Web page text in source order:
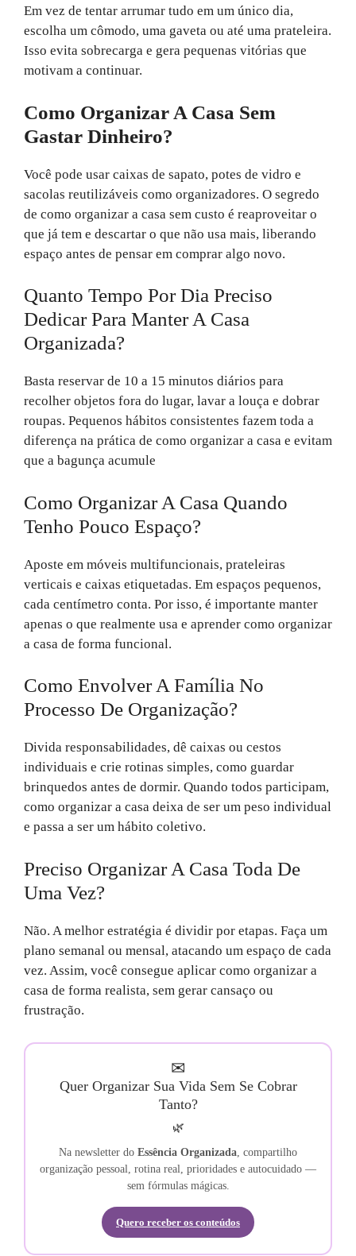
Em vez de tentar arrumar tudo em um único dia,
escolha um cômodo, uma gaveta ou até uma prateleira.
Isso evita sobrecarga e gera pequenas vitórias que
motivam a continuar.
Como Organizar A Casa Sem
Gastar Dinheiro?
Você pode usar caixas de sapato, potes de vidro e
sacolas reutilizáveis como organizadores. O segredo
de como organizar a casa sem custo é reaproveitar o
que já tem e descartar o que não usa mais, liberando
espaço antes de pensar em comprar algo novo.
Quanto Tempo Por Dia Preciso
Dedicar Para Manter A Casa
Organizada?
Basta reservar de 10 a 15 minutos diários para
recolher objetos fora do lugar, lavar a louça e dobrar
roupas. Pequenos hábitos consistentes fazem toda a
diferença na prática de como organizar a casa e evitam
que a bagunça acumule
Como Organizar A Casa Quando
Tenho Pouco Espaço?
Aposte em móveis multifuncionais, prateleiras
verticais e caixas etiquetadas. Em espaços pequenos,
cada centímetro conta. Por isso, é importante manter
apenas o que realmente usa e aprender como organizar
a casa de forma funcional.
Como Envolver A Família No
Processo De Organização?
Divida responsabilidades, dê caixas ou cestos
individuais e crie rotinas simples, como guardar
brinquedos antes de dormir. Quando todos participam,
como organizar a casa deixa de ser um peso individual
e passa a ser um hábito coletivo.
Preciso Organizar A Casa Toda De
Uma Vez?
Não. A melhor estratégia é dividir por etapas. Faça um
plano semanal ou mensal, atacando um espaço de cada
vez. Assim, você consegue aplicar como organizar a
casa de forma realista, sem gerar cansaço ou
frustração.
✉
Quer Organizar Sua Vida Sem Se Cobrar
Tanto?
🌿
Na newsletter do Essência Organizada , compartilho
organização pessoal, rotina real, prioridades e autocuidado —
sem fórmulas mágicas.
Quero receber os conteúdos